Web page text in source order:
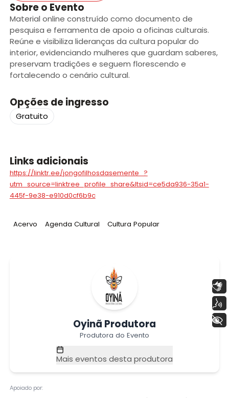
Sobre o Evento
Material online construído como documento de
pesquisa e ferramenta de apoio a oficinas culturais.
Reúne e visibiliza lideranças da cultura popular do
interior, evidenciando mulheres que guardam saberes,
preservam tradições e seguem florescendo e
fortalecendo o cenário cultural.
Opções de ingresso
Gratuito
Links adicionais
https://linktr.ee/jongofilhosdasemente_?
utm_source=linktree_profile_share&ltsid=ce5da936-35a1-
445f-9e38-e910d0cf6b9c
Tag:
Acervo Tag:
Agenda Cultural Tag:
Cultura Popular
Oyinã Produtora
Produtora do Evento
Mais eventos desta produtora
Apoiado por:
+ Acessibilidade